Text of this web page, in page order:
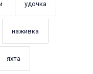
удочка
наживка
яхта